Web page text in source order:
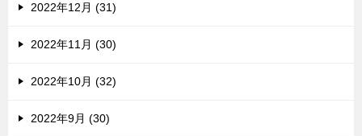
2022年12月 (31)
2022年11月 (30)
2022年10月 (32)
2022年9月 (30)